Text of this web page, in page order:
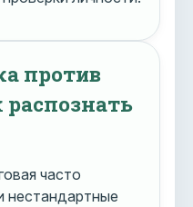
против
часто
нестандартные